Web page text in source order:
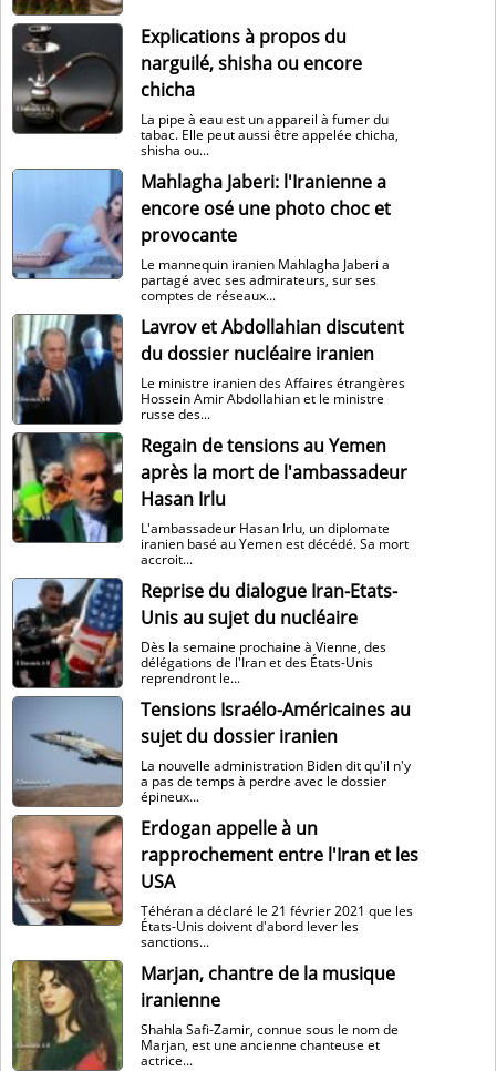
Explications à propos du
narguilé, shisha ou encore
chicha
La pipe à eau est un appareil à fumer du
tabac. Elle peut aussi être appelée chicha,
shisha ou...
Mahlagha Jaberi: l'Iranienne a
encore osé une photo choc et
provocante
Le mannequin iranien Mahlagha Jaberi a
partagé avec ses admirateurs, sur ses
comptes de réseaux...
Lavrov et Abdollahian discutent
du dossier nucléaire iranien
Le ministre iranien des Affaires étrangères
Hossein Amir Abdollahian et le ministre
russe des...
Regain de tensions au Yemen
après la mort de l'ambassadeur
Hasan Irlu
L'ambassadeur Hasan Irlu, un diplomate
iranien basé au Yemen est décédé. Sa mort
accroit...
Reprise du dialogue Iran-Etats-
Unis au sujet du nucléaire
Dès la semaine prochaine à Vienne, des
délégations de l'Iran et des États-Unis
reprendront le...
Tensions Israélo-Américaines au
sujet du dossier iranien
La nouvelle administration Biden dit qu'il n'y
a pas de temps à perdre avec le dossier
épineux...
Erdogan appelle à un
rapprochement entre l'Iran et les
USA
Téhéran a déclaré le 21 février 2021 que les
États-Unis doivent d'abord lever les
sanctions...
Marjan, chantre de la musique
iranienne
Shahla Safi-Zamir, connue sous le nom de
Marjan, est une ancienne chanteuse et
actrice...